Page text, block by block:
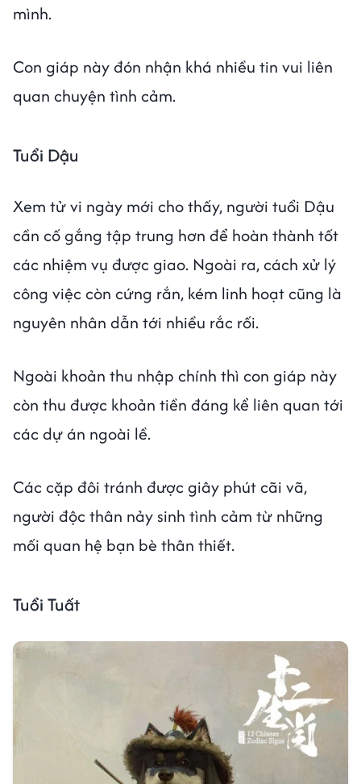
mình.
Con giáp này đón nhận khá nhiều tin vui liên
quan chuyện tình cảm.
Tuổi Dậu
Xem tử vi ngày mới cho thấy, người tuổi Dậu
cần cố gắng tập trung hơn để hoàn thành tốt
các nhiệm vụ được giao. Ngoài ra, cách xử lý
công việc còn cứng rắn, kém linh hoạt cũng là
nguyên nhân dẫn tới nhiều rắc rối.
Ngoài khoản thu nhập chính thì con giáp này
còn thu được khoản tiền đáng kể liên quan tới
các dự án ngoài lề.
Các cặp đôi tránh được giây phút cãi vã,
người độc thân nảy sinh tình cảm từ những
mối quan hệ bạn bè thân thiết.
Tuổi Tuất